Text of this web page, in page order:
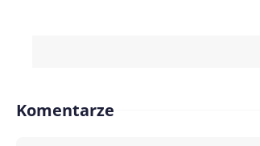
Komentarze